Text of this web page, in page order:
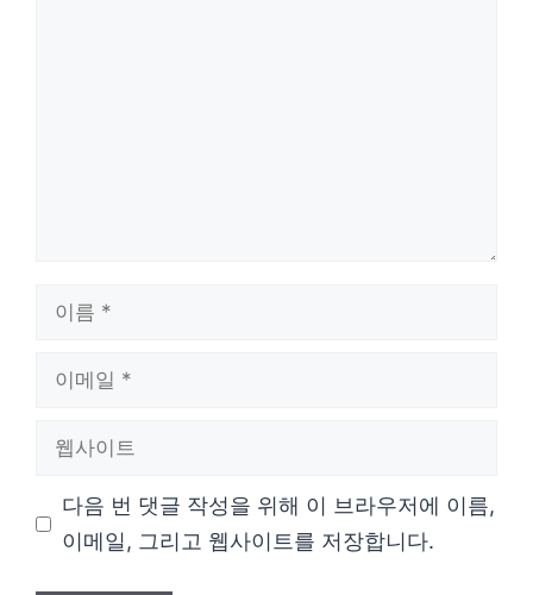
다음 번 댓글 작성을 위해 이 브라우저에 이름,
이메일, 그리고 웹사이트를 저장합니다.